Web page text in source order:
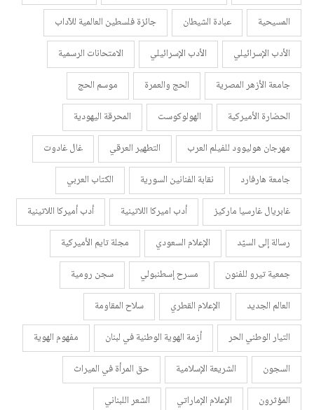
المسيحية
عبادة الشيطان
جائزة فلسطين العالمية للآداب
الأدب الإسرائيلي
الأدب الإسرائيلي
الامتحانات الرسمية
جامعة الأزهر المصرية
الحج والعمرة
موسم الحج
الحضارة الأميركية
الهولوكوست
المحرقة اليهودية
مهرجان هوليوود للفيلم العرب
التطهير العرقي
غال غادوت
جامعة هارفارد
نقابة الفنانين السورية
الكتاب العربي
غابريال غارسيا ماركيز
أدب اميركا اللاتينية
أدب أميركا اللاتينية
رسالة إلى السيّد
الإعلام السعودي
مجلة تايم الأميركية
جمعية تيرو للفنون
مسرح إسطنبولي
سجن رومية
العالم الجديد
الإعلام القطري
سلاح المقاومة
التيار الوطني الحر
أزمة الهوية الوطنية في لبنان
مفهوم الهوية
السجون
الشريعة الإسلامية
حق المرأة في الميراث
المؤثرون
الإعلام الإماراتي
الشعر اللبناني